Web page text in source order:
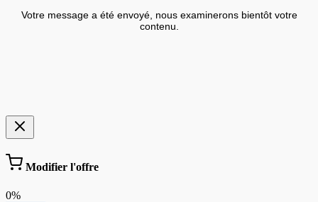
Votre message a été envoyé, nous examinerons bientôt votre
contenu.
Modifier l'offre
0%